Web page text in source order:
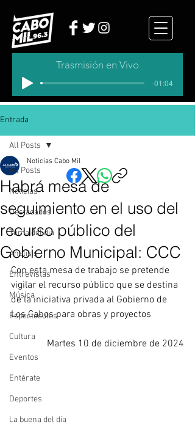
Trasmisión en Vivo
-01:04
Entrada
All Posts
Noticias
Destacados
Tema del dia
Analisis
Entrevistas
Música
Espectáculos
Cultura
Eventos
Entérate
Deportes
La buena del día
All Posts
Habrá mesa de
seguimiento en el uso del
recurso público del
Gobierno Municipal: CCC
Noticias Cabo Mil
Con esta mesa de trabajo se pretende
vigilar el recurso público que se destina
de la iniciativa privada al Gobierno de
Los Cabos para obras y proyectos
Martes 10 de diciembre de 2024